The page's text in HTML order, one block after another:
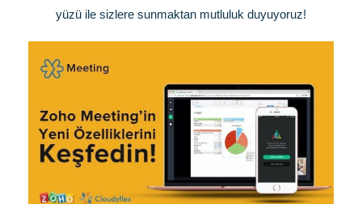
yüzü ile sizlere sunmaktan mutluluk duyuyoruz!